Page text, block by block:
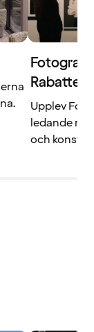
Upplev
ledande
och konst.